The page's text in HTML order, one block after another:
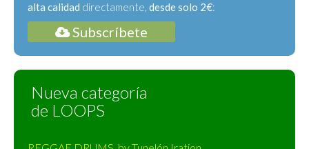
alta calidad directamente, desde solo 2€:
Subscríbete
Nueva categoría
de LOOPS